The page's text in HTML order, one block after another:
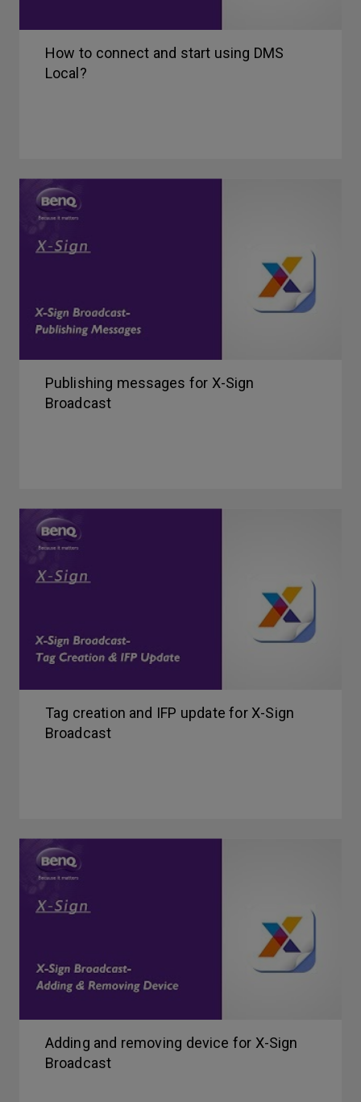
How to connect and start using DMS
Local?
Publishing messages for X-Sign
Broadcast
Tag creation and IFP update for X-Sign
Broadcast
Adding and removing device for X-Sign
Broadcast